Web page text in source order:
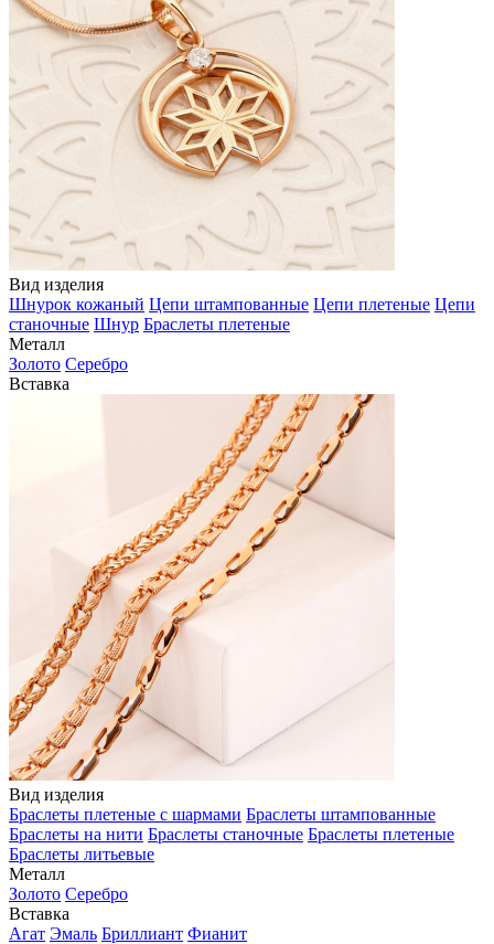
Вид изделия
Шнурок кожаный Цепи штампованные Цепи плетеные Цепи
станочные Шнур Браслеты плетеные
Металл
Золото Серебро
Вставка
Вид изделия
Браслеты плетеные с шармами Браслеты штампованные
Браслеты на нити Браслеты станочные Браслеты плетеные
Браслеты литьевые
Металл
Золото Серебро
Вставка
Агат Эмаль Бриллиант Фианит